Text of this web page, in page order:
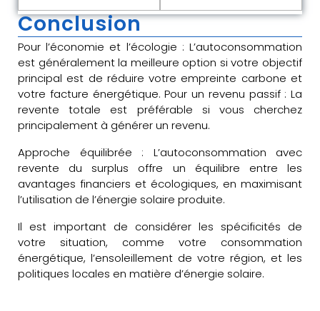
Conclusion
Pour l’économie et l’écologie : L’autoconsommation
est généralement la meilleure option si votre objectif
principal est de réduire votre empreinte carbone et
votre facture énergétique. Pour un revenu passif : La
revente totale est préférable si vous cherchez
principalement à générer un revenu.
Approche équilibrée : L’autoconsommation avec
revente du surplus offre un équilibre entre les
avantages financiers et écologiques, en maximisant
l’utilisation de l’énergie solaire produite.
Il est important de considérer les spécificités de
votre situation, comme votre consommation
énergétique, l’ensoleillement de votre région, et les
politiques locales en matière d’énergie solaire.